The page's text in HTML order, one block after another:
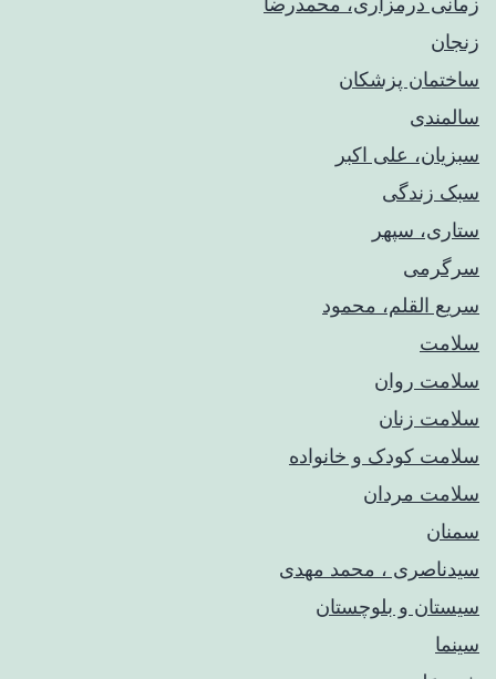
زنجان
ساختمان پزشکان
سالمندی
سبزیان، علی اکبر
سبک زندگی
ستاری، سپهر
سرگرمی
سریع القلم، محمود
سلامت
سلامت روان
سلامت زنان
سلامت کودک‌ و خانواده
سلامت مردان
سمنان
سیدناصری ، محمد مهدی
سیستان و بلوچستان
سینما